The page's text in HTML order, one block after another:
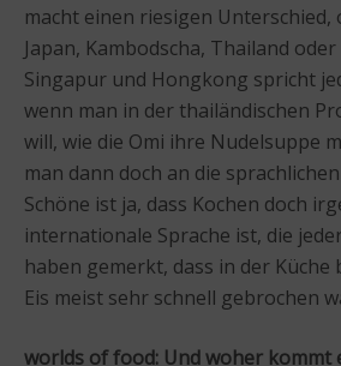
macht einen riesigen Unterschied,
Japan, Kambodscha, Thailand
Singapur und Hongkong spricht
wenn man in der thailändischen
will, wie die Omi ihre Nudelsuppe
man dann doch an die
Schöne ist ja, dass Kochen doch
internationale Sprache ist, die
haben gemerkt, dass in der Küche
Eis meist sehr schnell gebrochen
worlds of food: Und woher kommt